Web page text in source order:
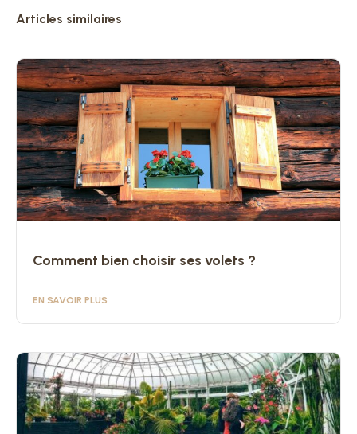
Articles similaires
Comment bien choisir ses volets ?
EN SAVOIR PLUS